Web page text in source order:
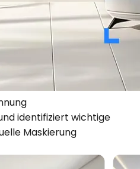
identifiziert wichtige
Maskierung